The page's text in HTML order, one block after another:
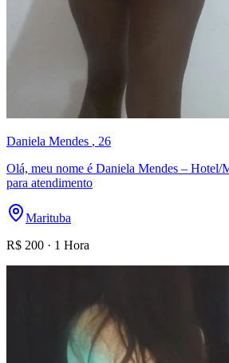
Daniela Mendes , 26
Olá, meu nome é Daniela Mendes – Hotel/
para atendimento
Marituba
R$ 200 · 1 Hora